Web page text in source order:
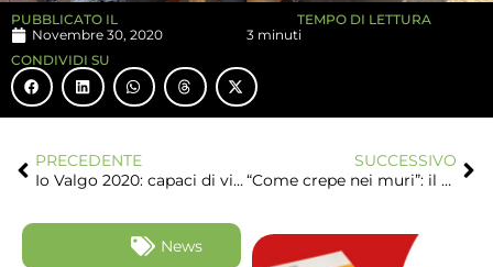
PUBBLICATO IL
Novembre 30, 2020
TEMPO DI LETTURA
3 minuti
CONDIVIDI SU
PRECEDENTE
Io Valgo 2020: capaci di vivere e volare
SUCCESSIVO
“Come crepe nei muri”: il teatro di strada, da on the road a on line
News